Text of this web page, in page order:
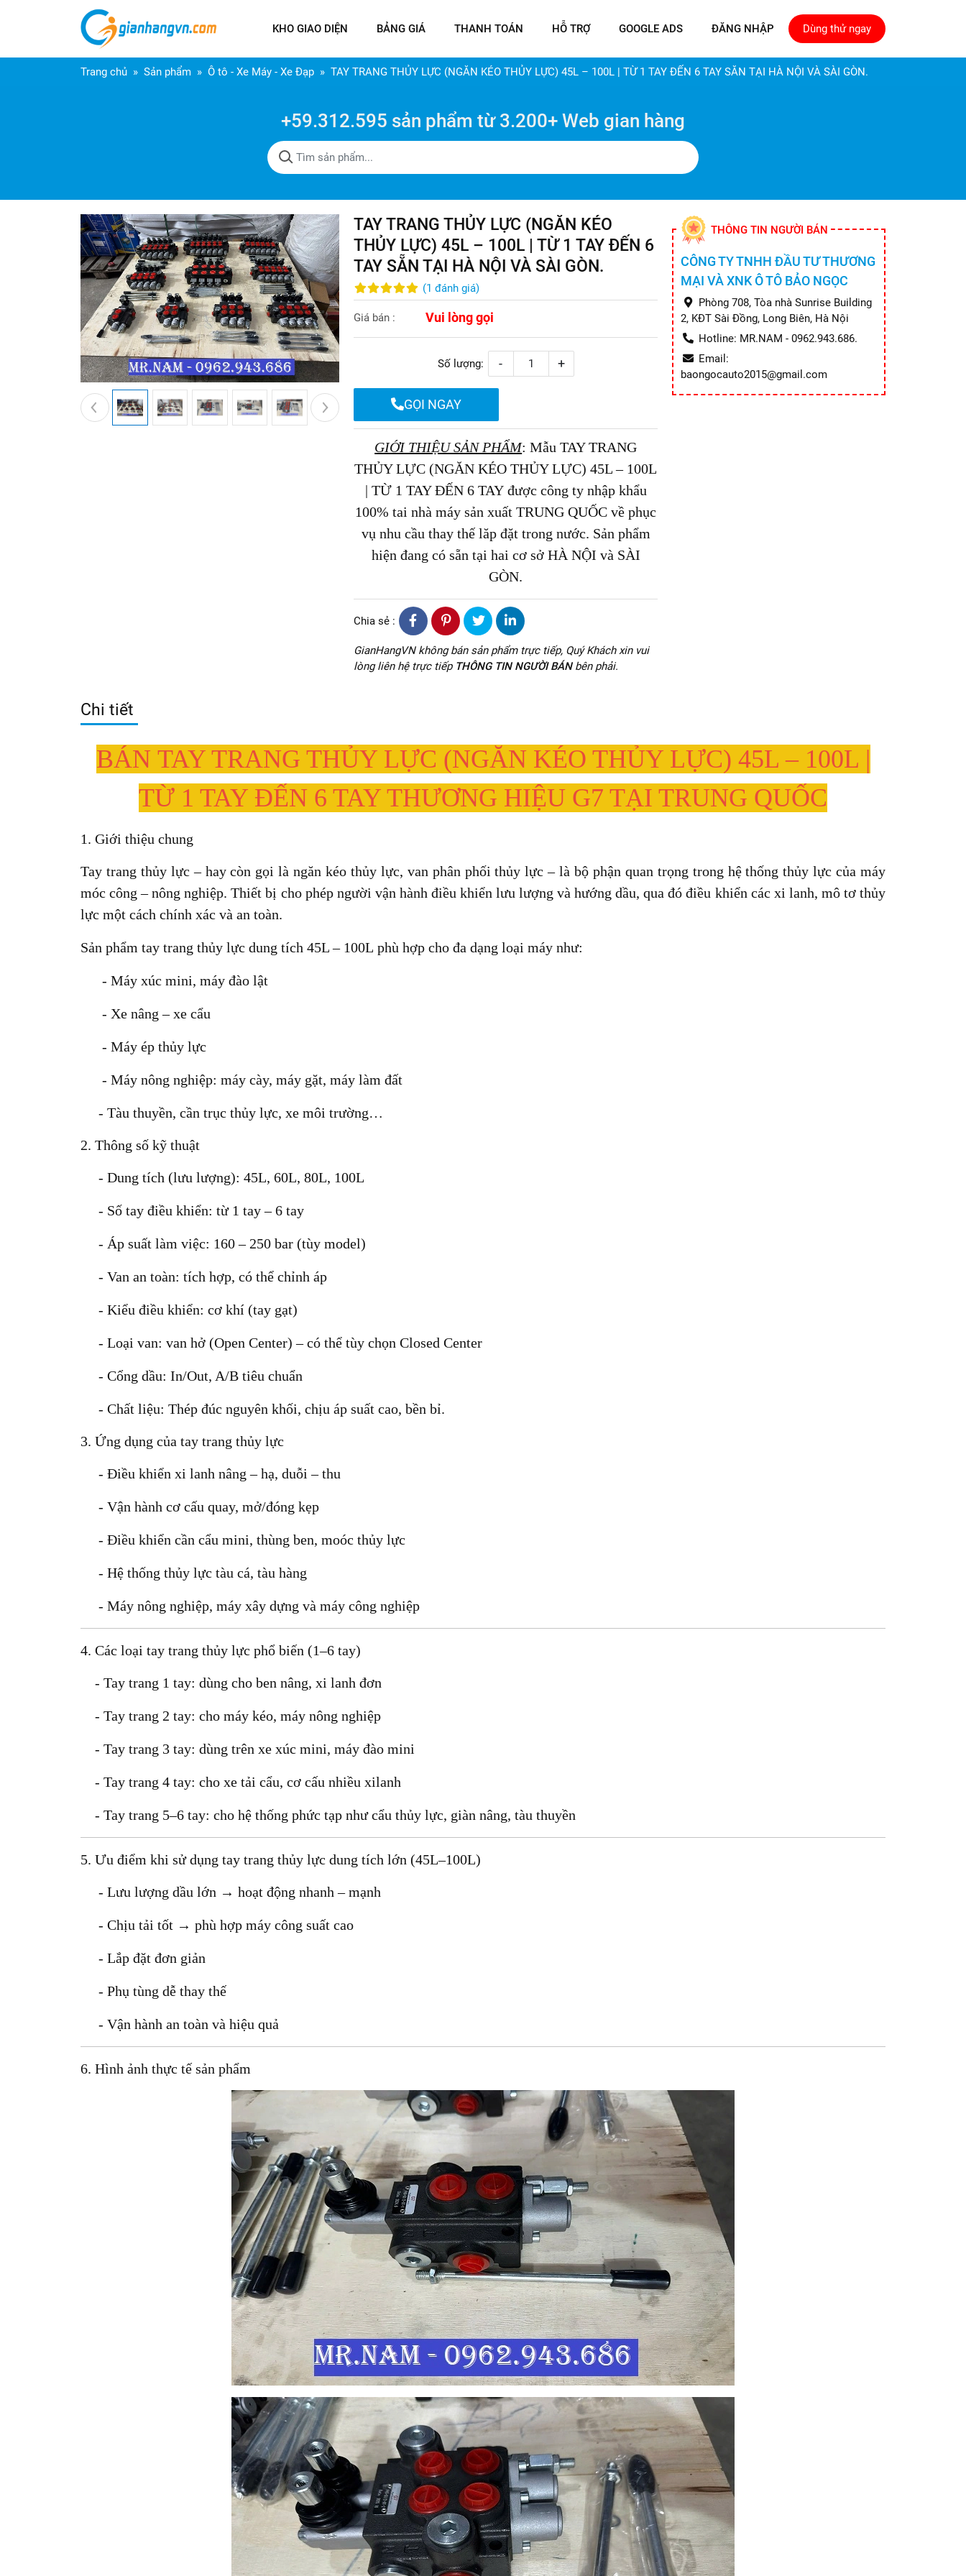
KHO GIAO DIỆN BẢNG GIÁ THANH TOÁN HỖ TRỢ GOOGLE ADS ĐĂNG NHẬP Dùng thử ngay
Trang chủ Sản phẩm Ô tô - Xe Máy - Xe Đạp TAY TRANG THỦY LỰC (NGĂN KÉO THỦY LỰC) 45L – 100L | TỪ 1 TAY ĐẾN 6 TAY SẴN TẠI HÀ NỘI VÀ SÀI GÒN.
+59.312.595 sản phẩm từ 3.200+ Web gian hàng
TAY TRANG THỦY LỰC (NGĂN KÉO
THỦY LỰC) 45L – 100L | TỪ 1 TAY ĐẾN 6
TAY SẴN TẠI HÀ NỘI VÀ SÀI GÒN.
(1 đánh giá)
Giá bán : Vui lòng gọi
Số lượng: - +
GỌI NGAY
GIỚI THIỆU SẢN PHẨM:Mẫu TAY TRANG
THỦY LỰC (NGĂN KÉO THỦY LỰC) 45L – 100L
| TỪ 1 TAY ĐẾN 6 TAYđược công ty nhập khẩu
100% tai nhà máy sản xuất TRUNG QUỐC về phục
vụ nhu cầu thay thế lăp đặt trong nước. Sản phẩm
hiện đang có sẵn tại hai cơ sở HÀ NỘI và SÀI
GÒN.
Chia sẻ :
GianHangVN không bán sản phẩm trực tiếp, Quý Khách xin vui
lòng liên hệ trực tiếp THÔNG TIN NGƯỜI BÁNbên phải.
THÔNG TIN NGƯỜI BÁN
CÔNG TY TNHH ĐẦU TƯ THƯƠNG
MẠI VÀ XNK Ô TÔ BẢO NGỌC
Phòng 708, Tòa nhà Sunrise Building
2, KĐT Sài Đồng, Long Biên, Hà Nội
Hotline: MR.NAM - 0962.943.686.
Email:
baongocauto2015@gmail.com
Chi tiết
BÁN TAY TRANG THỦY LỰC (NGĂN KÉO THỦY LỰC) 45L – 100L |
TỪ 1 TAY ĐẾN 6 TAY THƯƠNG HIỆU G7 TẠI TRUNG QUỐC
1. Giới thiệu chung
Tay trang thủy lực – hay còn gọi làngăn kéo thủy lực, van phân phối thủy lực – là bộ phận quan trọng trong hệ thống thủy lực của máy
móc công – nông nghiệp. Thiết bị cho phép người vận hành điều khiển lưu lượng và hướng dầu, qua đó điều khiển các xi lanh, mô tơ thủy
lực một cách chính xác và an toàn.
Sản phẩm tay trang thủy lực dung tích 45L – 100L phù hợp cho đa dạng loại máy như:
- Máy xúc mini, máy đào lật
- Xe nâng – xe cẩu
- Máy ép thủy lực
- Máy nông nghiệp: máy cày, máy gặt, máy làm đất
- Tàu thuyền, cần trục thủy lực, xe môi trường…
2. Thông số kỹ thuật
- Dung tích (lưu lượng): 45L, 60L, 80L, 100L
- Số tay điều khiển: từ 1 tay – 6 tay
- Áp suất làm việc: 160 – 250 bar (tùy model)
- Van an toàn: tích hợp, có thể chỉnh áp
- Kiểu điều khiển: cơ khí (tay gạt)
- Loại van: van hở (Open Center) – có thể tùy chọn Closed Center
- Cổng dầu: In/Out, A/B tiêu chuẩn
- Chất liệu: Thép đúc nguyên khối, chịu áp suất cao, bền bỉ.
3. Ứng dụng của tay trang thủy lực
- Điều khiển xi lanh nâng – hạ, duỗi – thu
- Vận hành cơ cấu quay, mở/đóng kẹp
- Điều khiển cần cẩu mini, thùng ben, moóc thủy lực
- Hệ thống thủy lực tàu cá, tàu hàng
- Máy nông nghiệp, máy xây dựng và máy công nghiệp
4. Các loại tay trang thủy lực phổ biến (1–6 tay)
- Tay trang 1 tay: dùng cho ben nâng, xi lanh đơn
- Tay trang 2 tay: cho máy kéo, máy nông nghiệp
- Tay trang 3 tay: dùng trên xe xúc mini, máy đào mini
- Tay trang 4 tay: cho xe tải cẩu, cơ cấu nhiều xilanh
- Tay trang 5–6 tay: cho hệ thống phức tạp như cẩu thủy lực, giàn nâng, tàu thuyền
5. Ưu điểm khi sử dụng tay trang thủy lực dung tích lớn (45L–100L)
- Lưu lượng dầu lớn → hoạt động nhanh – mạnh
- Chịu tải tốt → phù hợp máy công suất cao
- Lắp đặt đơn giản
- Phụ tùng dễ thay thế
- Vận hành an toàn và hiệu quả
6. Hình ảnh thực tế sản phẩm